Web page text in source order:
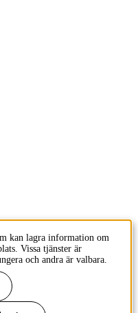
kan lagra information om
Vissa tjänster är
och andra är valbara.